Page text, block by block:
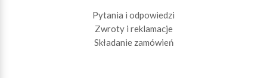
Pytania i odpowiedzi
Zwroty i reklamacje
Składanie zamówień